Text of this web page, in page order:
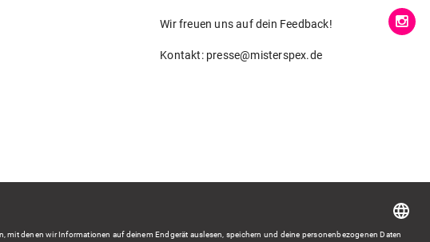
Wir freuen uns auf dein Feedback!
Kontakt: presse@misterspex.de